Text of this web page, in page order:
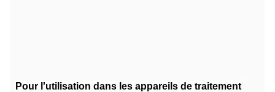
Pour l'utilisation dans les appareils de traitement